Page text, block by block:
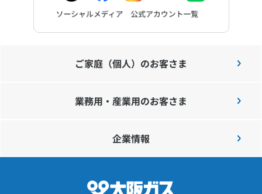
ご家庭（個人）のお客さま
業務用・産業用のお客さま
企業情報